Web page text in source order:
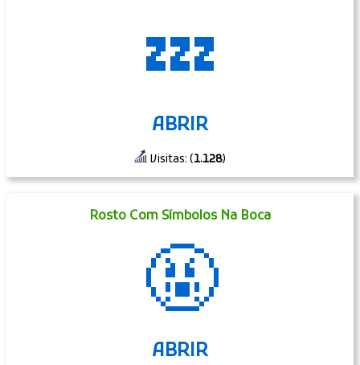
💤
ABRIR
Visitas: (1.128)
Rosto Com Símbolos Na Boca
🤬
ABRIR